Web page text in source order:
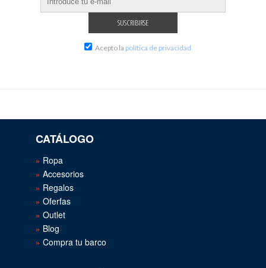
Acepto la política de privacidad
CATÁLOGO
Ropa
Accesorios
Regalos
Oferfas
Outlet
Blog
Compra tu barco